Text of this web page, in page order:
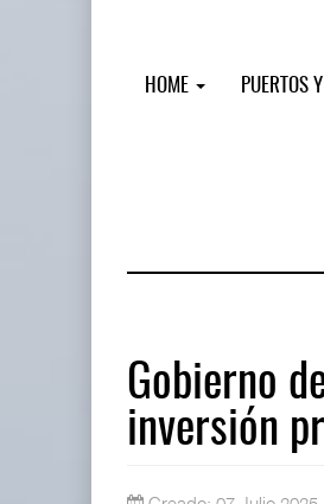
HOME PUERTOS
Gobierno
inversión
IT-